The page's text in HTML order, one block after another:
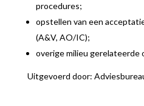
procedures;
opstellen van een
(A&V, AO/IC);
overige milieu gerelateerde
Uitgevoerd door: